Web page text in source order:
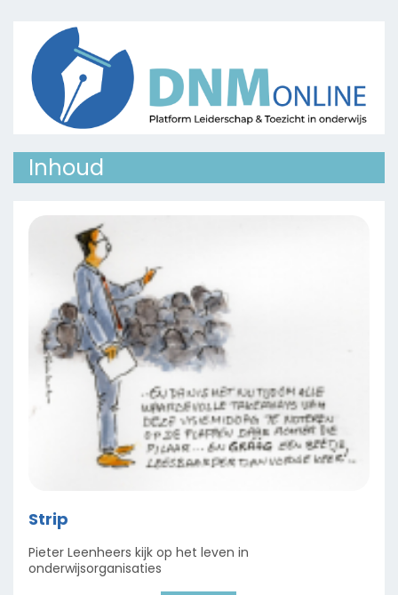
Inhoud
Strip
Pieter Leenheers kijk op het leven in
onderwijsorganisaties